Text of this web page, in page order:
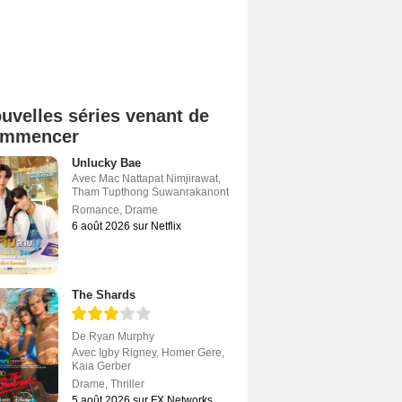
séries venant de
Unlucky Bae
Avec Mac Nattapat Nimjirawat,
Tham Tupthong Suwanrakanont
Romance, Drame
6 août 2026 sur Netflix
The Shards
De Ryan Murphy
Avec Igby Rigney, Homer Gere,
Kaia Gerber
Drame, Thriller